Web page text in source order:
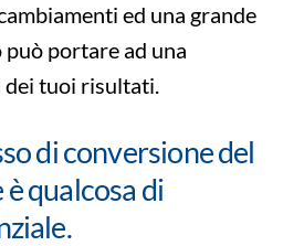
ed una grande
portare ad una
dei tuoi risultati.
di conversione del
qualcosa di